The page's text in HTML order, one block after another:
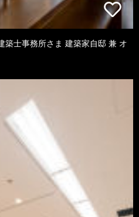
築士事務所さま 建築家自邸 兼 オ